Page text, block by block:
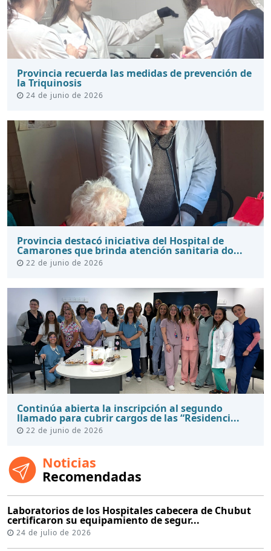
Provincia recuerda las medidas de prevención de
la Triquinosis
24 de junio de 2026
Provincia destacó iniciativa del Hospital de
Camarones que brinda atención sanitaria do...
22 de junio de 2026
Continúa abierta la inscripción al segundo
llamado para cubrir cargos de las “Residenci...
22 de junio de 2026
Noticias
Recomendadas
Laboratorios de los Hospitales cabecera de Chubut
certificaron su equipamiento de segur...
24 de julio de 2026